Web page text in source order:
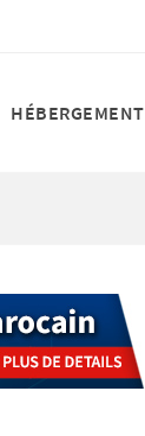
HÉBERGEMENT